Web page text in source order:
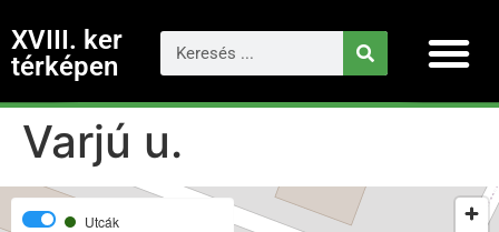
XVIII. ker
térképen
Varjú u.
Utcák